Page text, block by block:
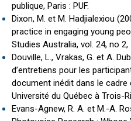
publique, Paris : PUF.
Dixon, M. et M. Hadjialexiou
practice in engaging young
Studies Australia, vol. 24, no 2,
Douville, L., Vrakas, G. et A.
d’entretiens pour les
document inédit dans le cadre
Université du Québec à Trois-
Evans-Agnew, R. A. et M.-A.